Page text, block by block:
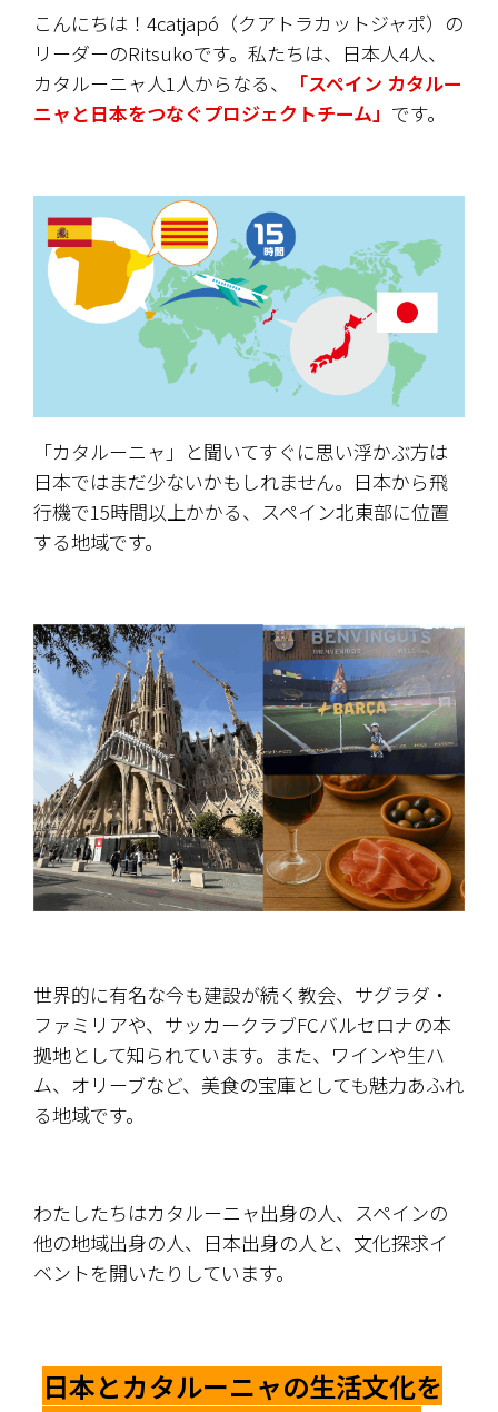
こんにちは！4catjapó（クアトラカットジャポ）の
リーダーのRitsukoです。私たちは、日本人4人、
カタルーニャ人1人からなる、
「スペイン カタルー
ニャと日本をつなぐプロジェクトチーム」 です。
「カタルーニャ」と聞いてすぐに思い浮かぶ方は
日本ではまだ少ないかもしれません。日本から飛
行機で15時間以上かかる、スペイン北東部に位置
する地域です。
世界的に有名な今も建設が続く教会、サグラダ・
ファミリアや、サッカークラブFCバルセロナの本
拠地として知られています。また、ワインや生ハ
ム、オリーブなど、美食の宝庫としても魅力あふれ
る地域です。
わたしたちはカタルーニャ出身の人、スペインの
他の地域出身の人、日本出身の人と、文化探求イ
ベントを開いたりしています。
日本とカタルーニャの生活文化を